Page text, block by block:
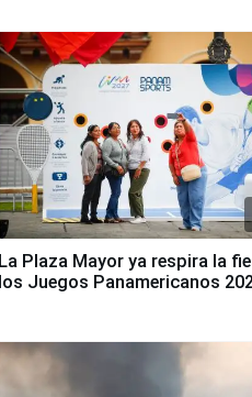
La Plaza Mayor ya respira la
los Juegos Panamericanos